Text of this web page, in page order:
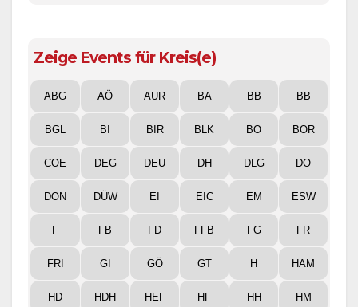
Zeige Events für Kreis(e)
ABG AÖ AUR BA BB BB
BGL BI BIR BLK BO BOR
COE DEG DEU DH DLG DO
DON DÜW EI EIC EM ESW
F FB FD FFB FG FR
FRI GI GÖ GT H HAM
HD HDH HEF HF HH HM